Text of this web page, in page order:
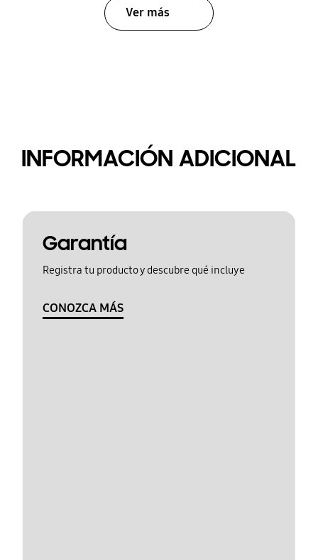
Ver más
INFORMACIÓN ADICIONAL
Garantía
Registra tu producto y descubre qué incluye
CONOZCA MÁS